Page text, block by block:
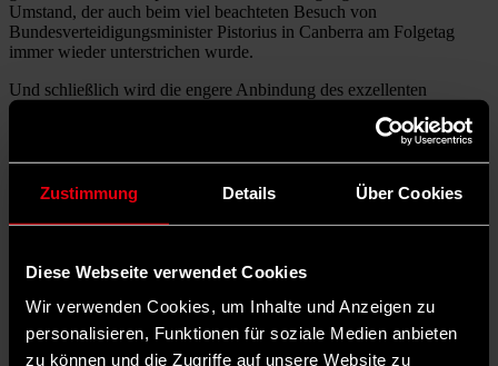
Zustimmung Details Über Cookies
Diese Webseite verwendet Cookies
Wir verwenden Cookies, um Inhalte und Anzeigen zu
personalisieren, Funktionen für soziale Medien anbieten
zu können und die Zugriffe auf unsere Website zu
Umstand, der auch beim viel beachteten Besuch von
Bundesverteidigungsminister Pistorius in Canberra am Folgetag
immer wieder unterstrichen wurde.
Und schließlich wird die engere Anbindung des exzellenten
australischen Hochschul- und Forschungssektors an Europa beiden
Seiten Vorteile bringen, insbesondere in einer Zeit, in der
technologische Dominanz zunehmend als politisches und
wirtschaftliches Druckmittel eingesetzt wird.
In der knappen gemeinsamen Erklärung sparten sich Albanese und
von der Leyen einen expliziten Verweis auf die zunehmend
unfreiwillige Stiefväter in den Präsidenten Trump und Xi und soll
internationalen Ordnungsprinzipien und gegen die wachsende
Bereitschaft, politische Ziele durch wirtschaftlichen und
militärischen Zwang durchzusetzen.